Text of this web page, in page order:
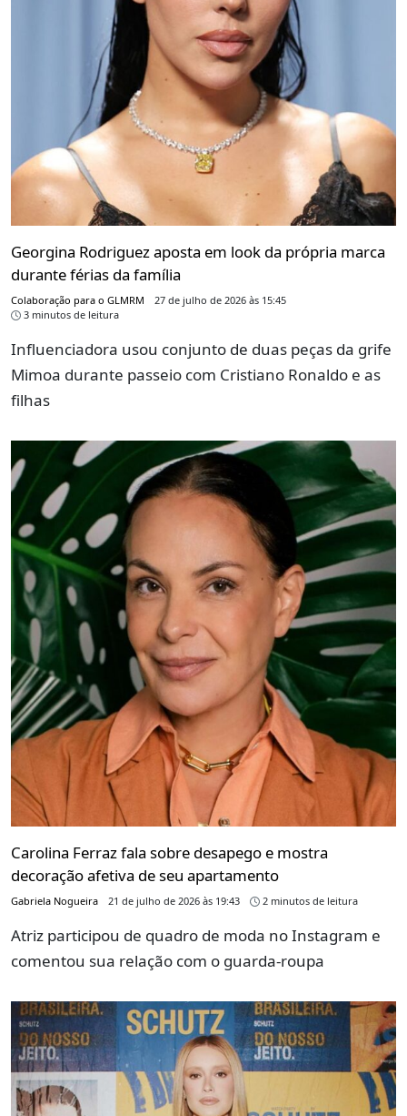
Georgina Rodriguez aposta em look da própria marca
durante férias da família
Colaboração para o GLMRM
27 de julho de 2026 às 15:45
3 minutos de leitura
Influenciadora usou conjunto de duas peças da grife
Mimoa durante passeio com Cristiano Ronaldo e as
filhas
Carolina Ferraz fala sobre desapego e mostra
decoração afetiva de seu apartamento
Gabriela Nogueira 21 de julho de 2026 às 19:43 2 minutos de leitura
Atriz participou de quadro de moda no Instagram e
comentou sua relação com o guarda-roupa